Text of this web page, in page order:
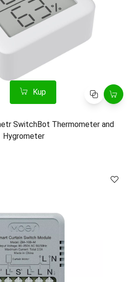
Kup Porównaj
SwitchBot Thermometer and
Hygrometer